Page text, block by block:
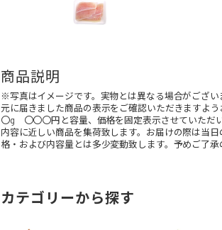
商品説明
※写真はイメージです。実物とは異なる場合がござ
元に届きました商品の表示をご確認いただきますよ
〇g 〇〇〇円と容量、価格を固定表示させていただ
内容に近しい商品を集荷致します。お届けの際は当
格・および内容量とは多少変動致します。予めご了承
カテゴリーから探す